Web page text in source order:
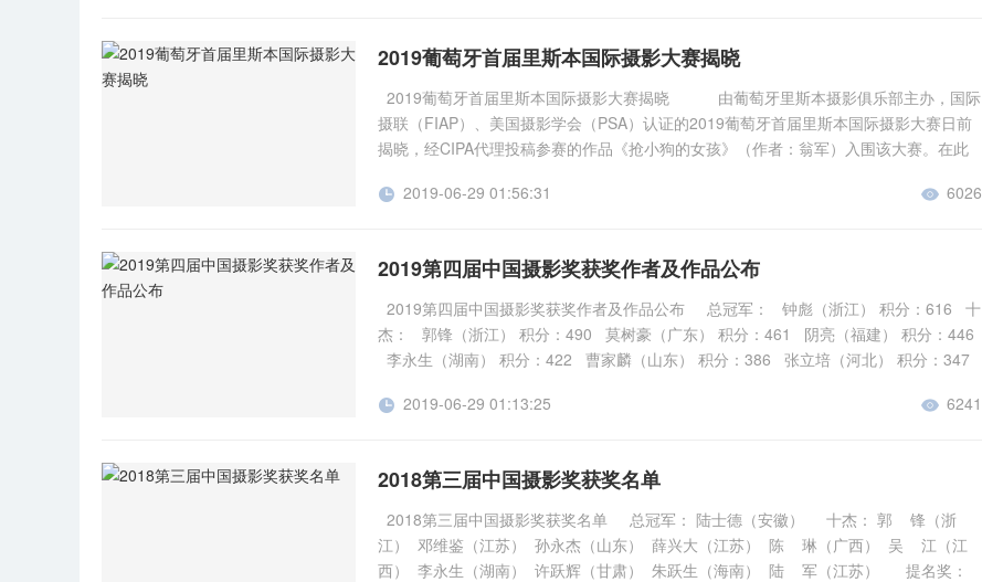
2019葡萄牙首届里斯本国际摄影大赛揭晓
2019葡萄牙首届里斯本国际摄影大赛揭晓 由葡萄牙里斯本摄影俱乐部主办，国际
摄联（FIAP）、美国摄影学会（PSA）认证的2019葡萄牙首届里斯本国际摄影大赛日前
揭晓，经CIPA代理投稿参赛的作品《抢小狗的女孩》（作者：翁军）入围该大赛。在此
 2019-06-29 01:56:31  6026
2019第四届中国摄影奖获奖作者及作品公布
2019第四届中国摄影奖获奖作者及作品公布 总冠军： 钟彪（浙江） 积分：616 十
杰： 郭锋（浙江） 积分：490 莫树豪（广东） 积分：461 阴亮（福建） 积分：446
李永生（湖南） 积分：422 曹家麟（山东） 积分：386 张立培（河北） 积分：347
朱跃生（海南） 积分：304 提名奖： 金云钟（江苏） 积分：297 黄玉良（福建） 积
分：216 陈峰（上海） 积分：203 顾昔（上海） 积分：194 各专项奖： 瞬间组:金
奖 起跑线上 作者：童维新 得分：41 《扫一扫》 作者：金云钟 得分：40 瞬间组:
银奖 火龙烧天红 作者：李宁 得分：39 凌波飞步 作者：冒小平 得分：37 力量 作
者：曹亮 得分：36 目标 作者：郭锋 得分：34 奔驼 作者：曹家麟 得分：34 瞬
 2019-06-29 01:13:25  6241
2018第三届中国摄影奖获奖名单
2018第三届中国摄影奖获奖名单 总冠军： 陆士德（安徽） 十杰： 郭 锋（浙
江） 邓维鉴（江苏） 孙永杰（山东） 薛兴大（江苏） 陈 琳（广西） 吴 江（江
西） 李永生（湖南） 许跃辉（甘肃） 朱跃生（海南） 陆 军（江苏） 提名奖：